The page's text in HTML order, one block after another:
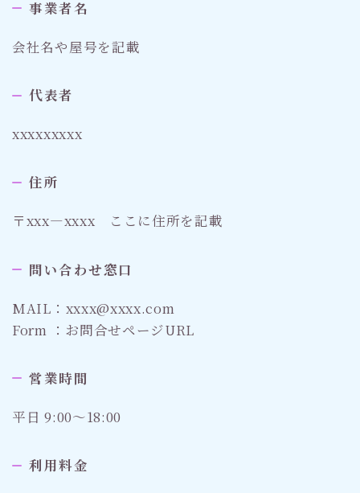
事業者名
会社名や屋号を記載
代表者
xxxxxxxxx
住所
〒xxx―xxxx ここに住所を記載
問い合わせ窓口
MAIL：xxxx@xxxx.com
Form ：お問合せページURL
営業時間
平日 9:00～18:00
利用料金